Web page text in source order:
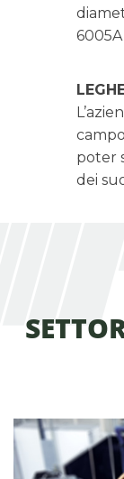
poter
dei